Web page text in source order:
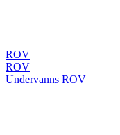
ROV
ROV
Undervanns ROV